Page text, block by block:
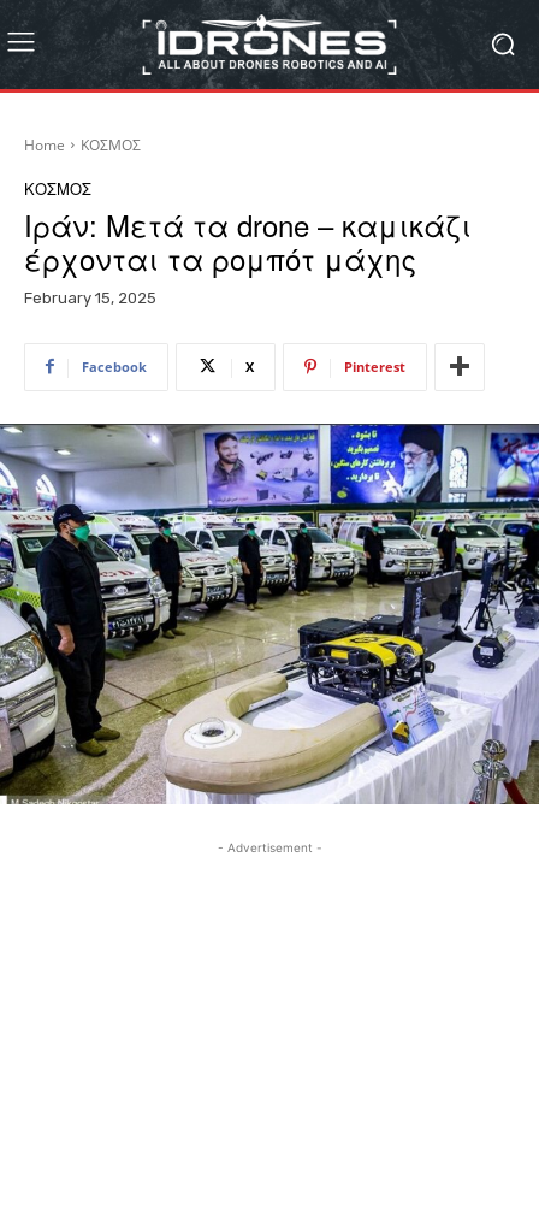
Home ΚΟΣΜΟΣ
ΚΟΣΜΟΣ
Ιράν: Μετά τα drone – καμικάζι
έρχονται τα ρομπότ μάχης
February 15, 2025
Facebook X Pinterest
- Advertisement -